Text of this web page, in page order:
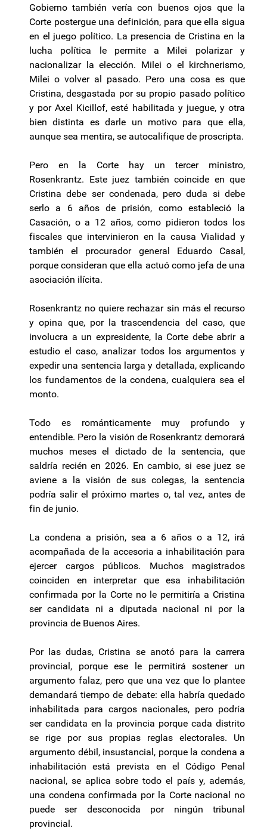
Gobierno también vería con buenos ojos que la
Corte postergue una definición, para que ella sigua
en el juego político. La presencia de Cristina en la
lucha política le permite a Milei polarizar y
nacionalizar la elección. Milei o el kirchnerismo,
Milei o volver al pasado. Pero una cosa es que
Cristina, desgastada por su propio pasado político
y por Axel Kicillof, esté habilitada y juegue, y otra
bien distinta es darle un motivo para que ella,
aunque sea mentira, se autocalifique de proscripta.
Pero en la Corte hay un tercer ministro,
Rosenkrantz. Este juez también coincide en que
Cristina debe ser condenada, pero duda si debe
serlo a 6 años de prisión, como estableció la
Casación, o a 12 años, como pidieron todos los
fiscales que intervinieron en la causa Vialidad y
también el procurador general Eduardo Casal,
porque consideran que ella actuó como jefa de una
asociación ilícita.
Rosenkrantz no quiere rechazar sin más el recurso
y opina que, por la trascendencia del caso, que
involucra a un expresidente, la Corte debe abrir a
estudio el caso, analizar todos los argumentos y
expedir una sentencia larga y detallada, explicando
los fundamentos de la condena, cualquiera sea el
monto.
Todo es románticamente muy profundo y
entendible. Pero la visión de Rosenkrantz demorará
muchos meses el dictado de la sentencia, que
saldría recién en 2026. En cambio, si ese juez se
aviene a la visión de sus colegas, la sentencia
podría salir el próximo martes o, tal vez, antes de
fin de junio.
La condena a prisión, sea a 6 años o a 12, irá
acompañada de la accesoria a inhabilitación para
ejercer cargos públicos. Muchos magistrados
coinciden en interpretar que esa inhabilitación
confirmada por la Corte no le permitiría a Cristina
ser candidata ni a diputada nacional ni por la
provincia de Buenos Aires.
Por las dudas, Cristina se anotó para la carrera
provincial, porque ese le permitirá sostener un
argumento falaz, pero que una vez que lo plantee
demandará tiempo de debate: ella habría quedado
inhabilitada para cargos nacionales, pero podría
ser candidata en la provincia porque cada distrito
se rige por sus propias reglas electorales. Un
argumento débil, insustancial, porque la condena a
inhabilitación está prevista en el Código Penal
nacional, se aplica sobre todo el país y, además,
una condena confirmada por la Corte nacional no
puede ser desconocida por ningún tribunal
provincial.